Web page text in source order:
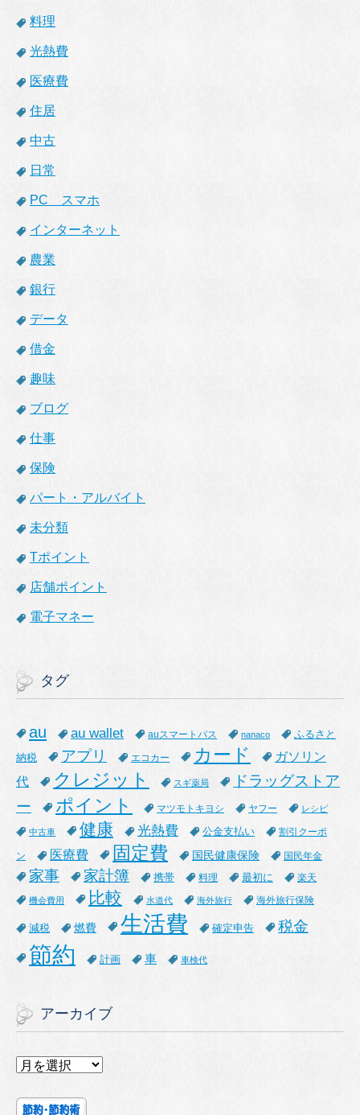
料理
光熱費
医療費
住居
中古
日常
PC スマホ
インターネット
農業
銀行
データ
借金
趣味
ブログ
仕事
保険
パート・アルバイト
未分類
Tポイント
店舗ポイント
電子マネー
タグ
au au wallet auスマートパス nanaco
ふるさと
納税
アプリ エコカー カード
ガソリン
代
クレジット スギ薬局
ドラッグストア
ー
ポイント マツモトキヨシ ヤフー レシピ
中古車 健康 光熱費 公金支払い 割引クーポ
ン 医療費 固定費 国民健康保険 国民年金
家事 家計簿 携帯 料理 最初に 楽天
機会費用 比較 水道代 海外旅行 海外旅行保険
減税 燃費 生活費 確定申告 税金
節約 計画 車 車検代
アーカイブ
ア
カ